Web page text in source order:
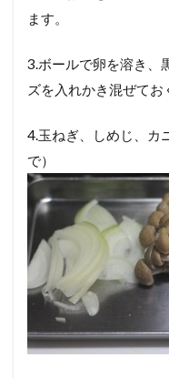
ます。
3.ボールで卵を溶き、
ズを入れかき混ぜてお
4.玉ねぎ、しめじ、カ
で）